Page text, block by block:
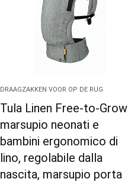
DRAAGZAKKEN VOOR OP DE RUG
Tula Linen Free-to-Grow
marsupio neonati e
bambini ergonomico di
lino, regolabile dalla
nascita, marsupio porta